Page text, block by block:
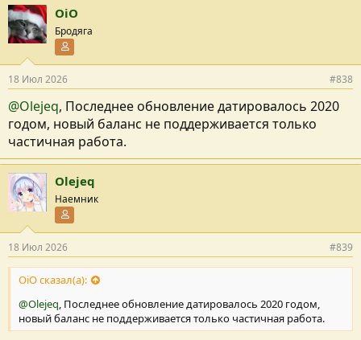
OiO
Бродяга
18 Июл 2026 #838
@Olejeq, Последнее обновление датировалось 2020
годом, новый баланс не поддерживается только
частичная работа.
Olejeq
Наемник
18 Июл 2026 #839
OiO сказал(а):
@Olejeq, Последнее обновление датировалось 2020 годом,
новый баланс не поддерживается только частичная работа.